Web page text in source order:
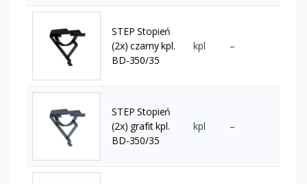
STEP Stopień
(2x) czarny kpl.
BD-350/35
kpl –
STEP Stopień
(2x) grafit kpl.
BD-350/35
kpl –